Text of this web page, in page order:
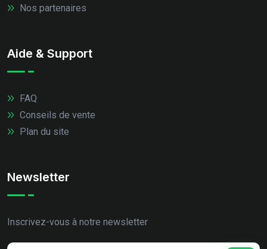
Nos partenaires
Aide & Support
FAQ
Conseils de vente
Plan du site
Newsletter
Inscrivez-vous à notre newsletter